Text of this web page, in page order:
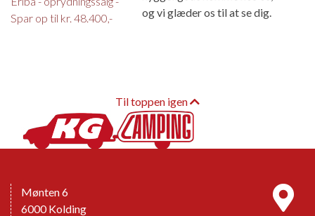
Spar op til kr. 48.400,-
og vi glæder os til at se dig.
Til toppen igen
Mønten 6
6000 Kolding